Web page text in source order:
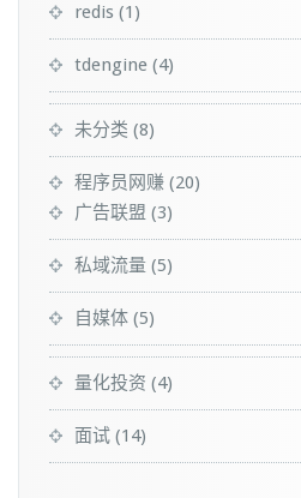
redis (1)
tdengine (4)
未分类 (8)
程序员网赚 (20)
广告联盟 (3)
私域流量 (5)
自媒体 (5)
量化投资 (4)
面试 (14)